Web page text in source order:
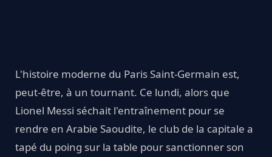
L'histoire moderne du Paris Saint-Germain est,
peut-être, à un tournant. Ce lundi, alors que
Lionel Messi séchait l'entraînement pour se
rendre en Arabie Saoudite, le club de la capitale a
tapé du poing sur la table pour sanctionner son